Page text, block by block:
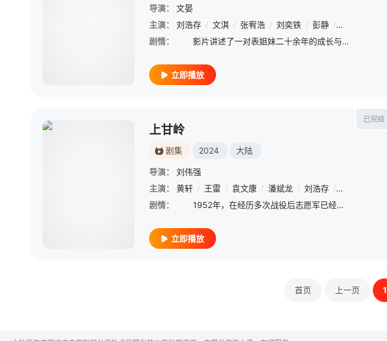
导演：
文晏
主演：
刘浩存 / 文淇 / 张宥浩 / 刘奕铁 / 彭静 / 建康
剧情：
影片讲述了一对表姐妹二十余年的成长与救赎：拼死逃离毒窟的田恬（刘浩存 饰）走投无路，前去寻找已决裂五年的表姐方笛（文淇 饰）。但此时，为了生存和梦想已伤痕累累的方笛并没有做好接纳表妹的准备。随着犯
立即播放
已完结
上甘岭
剧集 2024 大陆
导演：
刘伟强
主演：
黄轩 / 王雷 / 袁文康 / 潘斌龙 / 刘浩存 / 赵润南
剧情：
1952年，在经历多次战役后志愿军已经取得了抗美援朝战场地面作战的主动权，为了竞选声势和攫取谈判桌上的利益，“联合国军”决定在上甘岭最后一搏，10月14日，“联合国军”对上甘岭发起猛攻。志愿军战士
立即播放
首页 上一页 1